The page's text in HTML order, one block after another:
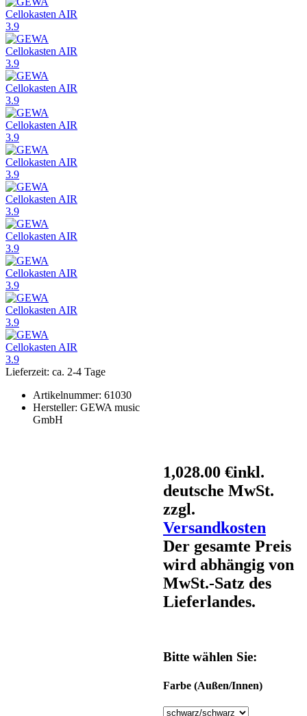
Lieferzeit: ca. 2-4 Tage
Artikelnummer: 61030
Hersteller: GEWA music
GmbH
1,028.00 €inkl.
deutsche MwSt.
zzgl.
Versandkosten
Der gesamte Preis
wird abhängig von
MwSt.-Satz des
Lieferlandes.
Bitte wählen Sie:
Farbe (Außen/Innen)